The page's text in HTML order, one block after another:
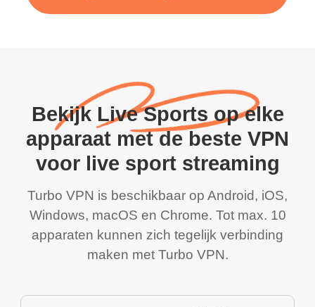
Bekijk Live Sports op elke
apparaat met de beste VPN
voor live sport streaming
Turbo VPN is beschikbaar op Android, iOS,
Windows, macOS en Chrome. Tot max. 10
apparaten kunnen zich tegelijk verbinding
maken met Turbo VPN.